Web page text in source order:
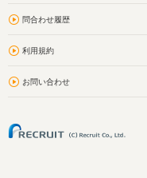
問合わせ履歴
利用規約
お問い合わせ